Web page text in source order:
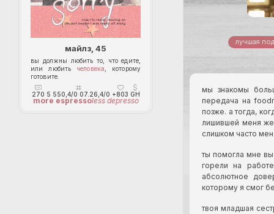
майлз, 45
вы должны любить то, что едите,
или любить человека , которому
готовите.
270 5 550,4/0 07.26,4/0 +803 GH
more espressoless depresso
лучшая
мы знакомы
передача на
позже. а тогда,
лишившей меня
слишком часто
ты помогла мне
горели на
абсолютное
которому я смог
твоя младшая